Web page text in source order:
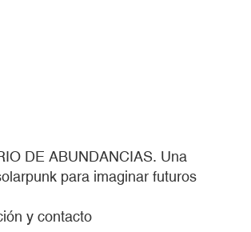
DE ABUNDANCIAS. Una
para imaginar futuros
y contacto